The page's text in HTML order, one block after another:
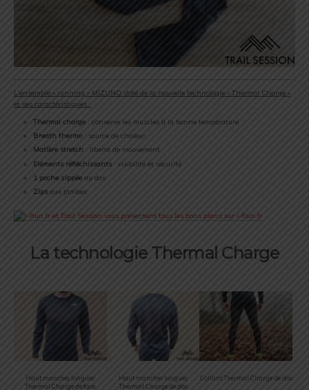
L’ensemble « running » MIZUNO doté de la nouvelle technologie « Thermal Charge »
et ses caractéristiques :
Thermal charge : conserve les muscles à la bonne température
Breath thermo : source de chaleur
Matière stretch : liberté de mouvement
Eléments réfléchissants : visibilité et sécurité
1 poche zippée au dos
Zips aux jambes
La technologie Thermal Charge
Haut manches longues
Thermal Charge de face
Haut manches longues
Thermal Charge de dos
Collant Thermal Charge de dos